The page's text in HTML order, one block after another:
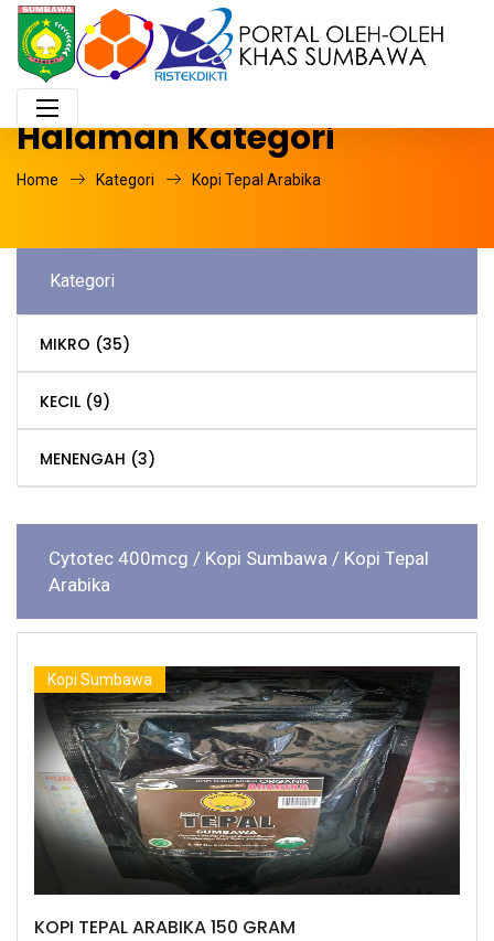
Halaman Kategori
Home Kategori Kopi Tepal Arabika
Kategori
MIKRO (35)
KECIL (9)
MENENGAH (3)
Cytotec 400mcg / Kopi Sumbawa / Kopi Tepal
Arabika
Kopi Sumbawa
KOPI TEPAL ARABIKA 150 GRAM